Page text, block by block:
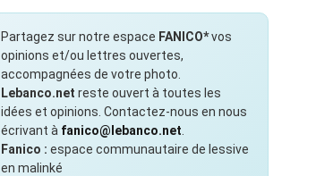
Partagez sur notre espace FANICO*vos
opinions et/ou lettres ouvertes,
accompagnées de votre photo.
Lebanco.net reste ouvert à toutes les
idées et opinions. Contactez-nous en nous
écrivant à fanico@lebanco.net
Fanico : espace communautaire de lessive
en malinké